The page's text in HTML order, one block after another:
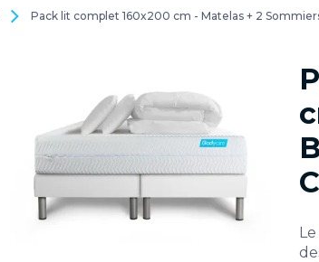
Pack lit complet 160x200 cm - Matelas + 2